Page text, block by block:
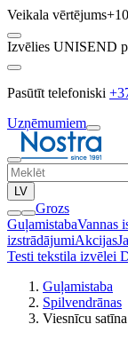
Veikala vērtējums
Izvēlies UNISEND
Pasūtīt telefoniski
Uzņēmumiem
LV
Grozs
GuļamistabaVannas
izstrādājumiAkcijas
Testi tekstila izvēlei
Guļamistaba
Spilvendrānas
Viesnīcu